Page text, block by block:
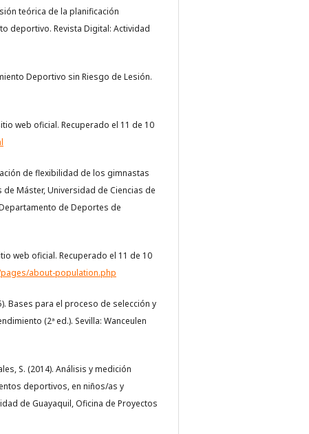
teórica de la planificación
deportivo. Revista Digital: Actividad
Deportivo sin Riesgo de Lesión.
web oficial. Recuperado el 11 de 10
de flexibilidad de los gimnastas
Máster, Universidad de Ciencias de
de Deportes de
web oficial. Recuperado el 11 de 10
about-population.php
Bases para el proceso de selección y
(2ª ed.). Sevilla: Wanceulen
S. (2014). Análisis y medición
deportivos, en niños/as y
de Guayaquil, Oficina de Proyectos